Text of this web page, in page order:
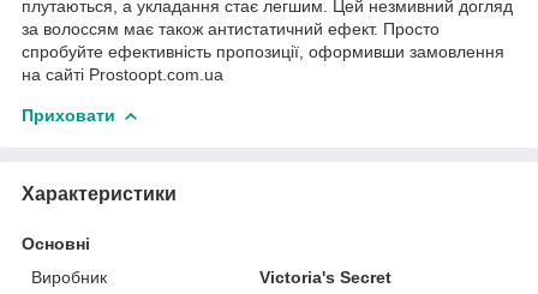
плутаються, а укладання стає легшим. Цей незмивний догляд
за волоссям має також антистатичний ефект. Просто
спробуйте ефективність пропозиції, оформивши замовлення
на сайті Prostoopt.com.ua
Приховати
Характеристики
Основні
Виробник
Victoria's Secret